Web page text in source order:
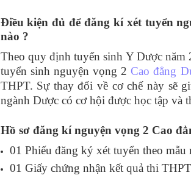
Điều kiện đủ để đăng kí xét tuyển
nào ?
Theo quy định tuyển sinh Y Dược năm
tuyển sinh nguyện vọng 2Cao đẳng
THPT. Sự thay đổi về cơ chế này sẽ
ngành Dược có cơ hội được học tập và
Hồ sơ đăng kí nguyện vọng 2 Cao
01 Phiếu đăng ký xét tuyển theo mẫu
01 Giấy chứng nhận kết quả thi